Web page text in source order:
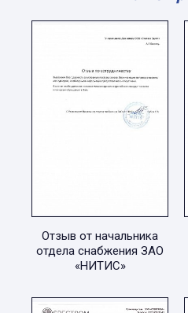
Отзыв от начальника
отдела снабжения ЗАО
«НИТИС»